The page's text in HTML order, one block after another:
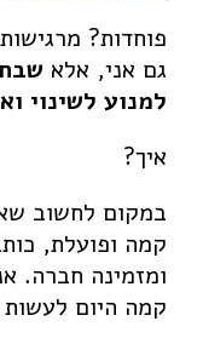
פוחדות?
גם אני, אלא
למנוע לשינוי
איך?
במקום לחשוב
קמה ופועלת,
ומזמינה חברה.
קמה היום לעשות